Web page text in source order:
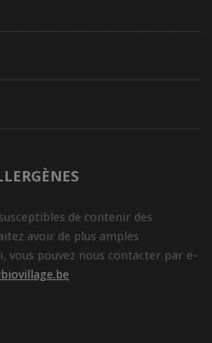
de contenir des
avoir de plus amples
vous pouvez nous contacter par e-